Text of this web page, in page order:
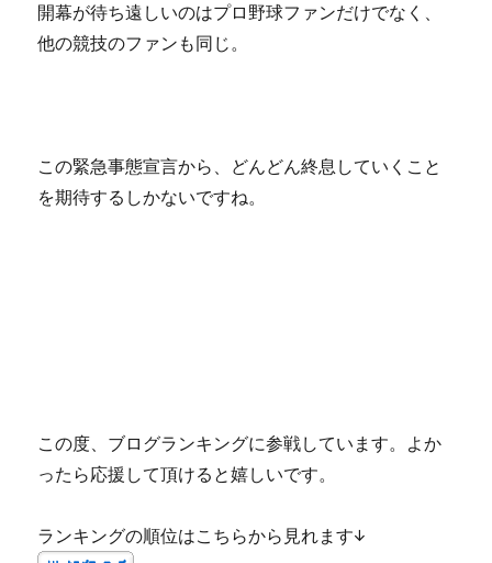
開幕が待ち遠しいのはプロ野球ファンだけでなく、
他の競技のファンも同じ。
この緊急事態宣言から、どんどん終息していくこと
を期待するしかないですね。
この度、ブログランキングに参戦しています。よか
ったら応援して頂けると嬉しいです。
ランキングの順位はこちらから見れます↓